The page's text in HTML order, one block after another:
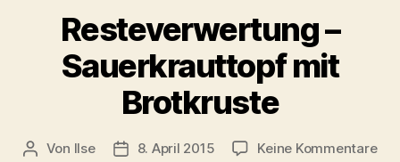
Resteverwertung –
Sauerkrauttopf mit
Brotkruste
Beitragsautor
Von Ilse Beitragsdatum
8. April 2015 Keine Kommentarezu